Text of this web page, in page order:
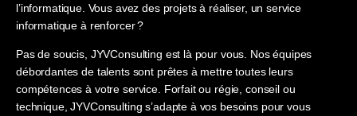
l’informatique. Vous avez des projets à réaliser, un service
informatique à renforcer ?
Pas de soucis, JYVConsulting est là pour vous. Nos équipes
débordantes de talents sont prêtes à mettre toutes leurs
compétences à votre service. Forfait ou régie, conseil ou
technique, JYVConsulting s’adapte à vos besoins pour vous